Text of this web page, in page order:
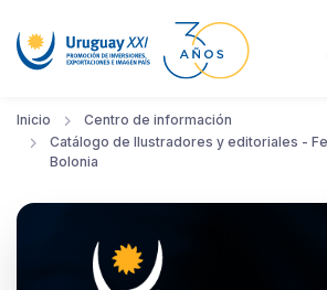
Inicio
Centro de información
Catálogo de Ilustradores y editoriales -
Bolonia